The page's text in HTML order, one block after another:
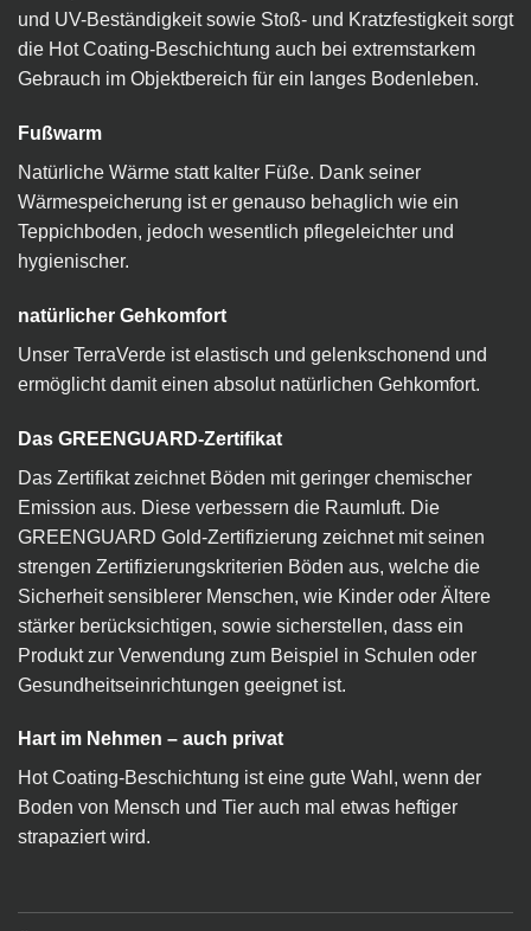
und UV-Beständigkeit sowie Stoß- und Kratzfestigkeit sorgt
die Hot Coating-Beschichtung auch bei extremstarkem
Gebrauch im Objektbereich für ein langes Bodenleben.
Fußwarm
Natürliche Wärme statt kalter Füße. Dank seiner
Wärmespeicherung ist er genauso behaglich wie ein
Teppichboden, jedoch wesentlich pflegeleichter und
hygienischer.
natürlicher Gehkomfort
Unser TerraVerde ist elastisch und gelenkschonend und
ermöglicht damit einen absolut natürlichen Gehkomfort.
Das GREENGUARD-Zertifikat
Das Zertifikat zeichnet Böden mit geringer chemischer
Emission aus. Diese verbessern die Raumluft. Die
GREENGUARD Gold-Zertifizierung zeichnet mit seinen
strengen Zertifizierungskriterien Böden aus, welche die
Sicherheit sensiblerer Menschen, wie Kinder oder Ältere
stärker berücksichtigen, sowie sicherstellen, dass ein
Produkt zur Verwendung zum Beispiel in Schulen oder
Gesundheitseinrichtungen geeignet ist.
Hart im Nehmen – auch privat
Hot Coating-Beschichtung ist eine gute Wahl, wenn der
Boden von Mensch und Tier auch mal etwas heftiger
strapaziert wird.